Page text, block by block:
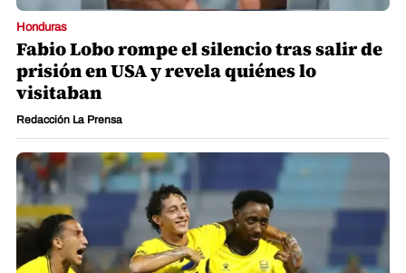
Honduras
Fabio Lobo rompe el silencio tras salir de
prisión en USA y revela quiénes lo
visitaban
Redacción La Prensa